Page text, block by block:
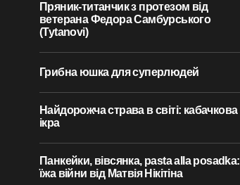
Пряник-титанчик з протезом від
ветерана Федора Самбурського
(Tytanovi)
Грибна юшка для суперлюдей
Найдорожча страва в світі: кабачкова
ікра
Панкейки, вівсянка, pasta alla posadka:
їжа війни від Матвія Нікітіна